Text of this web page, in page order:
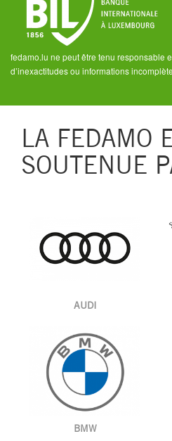
fedamo.lu ne peut être tenu responsable
d’inexactitudes ou informations
LA FEDAMO
SOUTENUE
AUDI
BMW